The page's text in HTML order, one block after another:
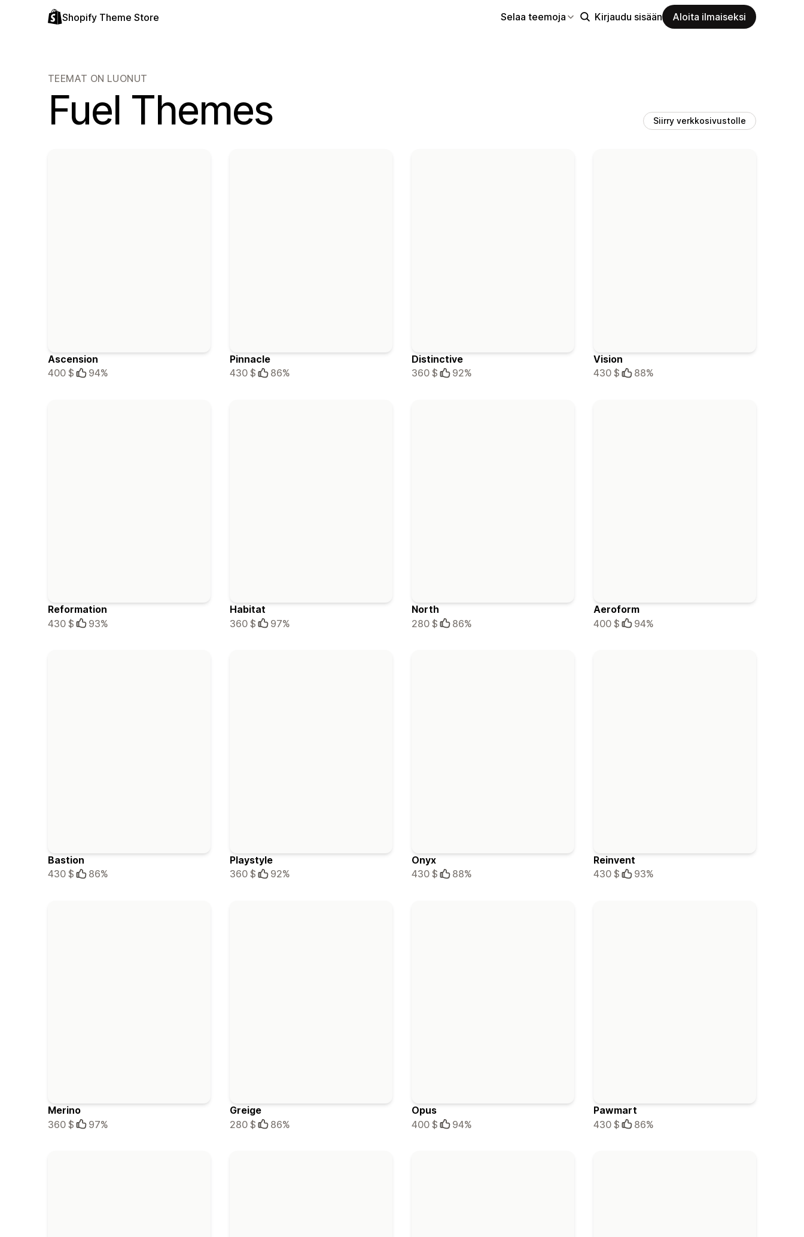
Shopify Theme Store Selaa teemoja Kirjaudu sisään Aloita ilmaiseksi
TEEMAT ON LUONUT
Fuel Themes Siirry verkkosivustolle
Ascension
400 $
94%
Pinnacle
430 $
86%
Distinctive
360 $
92%
Vision
430 $
88%
Reformation
430 $
93%
Habitat
360 $
97%
North
280 $
86%
Aeroform
400 $
94%
Bastion
430 $
86%
Playstyle
360 $
92%
Onyx
430 $
88%
Reinvent
430 $
93%
Merino
360 $
97%
Greige
280 $
86%
Opus
400 $
94%
Pawmart
430 $
86%